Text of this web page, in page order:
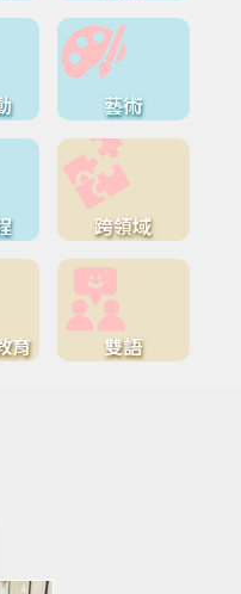
藝術
跨領域
育 雙語